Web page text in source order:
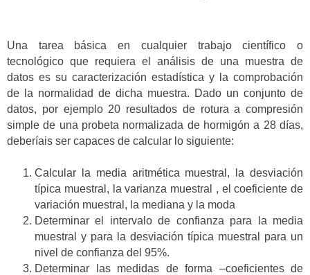
Una tarea básica en cualquier trabajo científico o
tecnológico que requiera el análisis de una muestra de
datos es su caracterización estadística y la comprobación
de la normalidad de dicha muestra. Dado un conjunto de
datos, por ejemplo 20 resultados de rotura a compresión
simple de una probeta normalizada de hormigón a 28 días,
deberíais ser capaces de calcular lo siguiente:
Calcular la media aritmética muestral, la desviación
típica muestral, la varianza muestral , el coeficiente de
variación muestral, la mediana y la moda
Determinar el intervalo de confianza para la media
muestral y para la desviación típica muestral para un
nivel de confianza del 95%.
Determinar las medidas de forma –coeficientes de